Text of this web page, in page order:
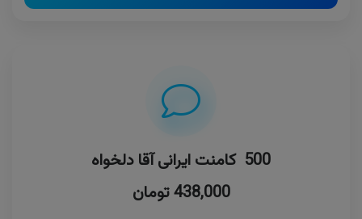
500 کامنت ایرانی آقا دلخواه
438,000 تومان